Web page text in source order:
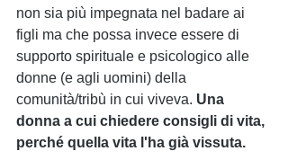
non sia più impegnata nel badare ai
figli ma che possa invece essere di
supporto spirituale e psicologico alle
donne (e agli uomini) della
comunità/tribù in cui viveva. Una
donna a cui chiedere consigli di vita,
perché quella vita l'ha già vissuta.